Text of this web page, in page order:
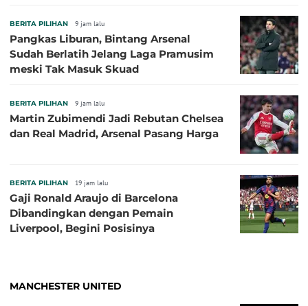
BERITA PILIHAN 9 jam lalu
Pangkas Liburan, Bintang Arsenal
Sudah Berlatih Jelang Laga Pramusim
meski Tak Masuk Skuad
BERITA PILIHAN 9 jam lalu
Martin Zubimendi Jadi Rebutan Chelsea
dan Real Madrid, Arsenal Pasang Harga
BERITA PILIHAN 19 jam lalu
Gaji Ronald Araujo di Barcelona
Dibandingkan dengan Pemain
Liverpool, Begini Posisinya
MANCHESTER UNITED